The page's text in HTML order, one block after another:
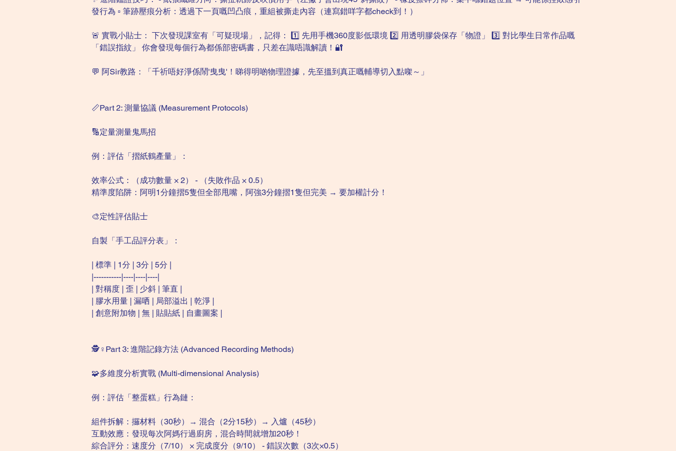
發行為 ▫️ 筆跡壓痕分析：透過下一頁嘅凹凸痕，重組被撕走內容（連寫錯咩字都check到！）
🚨 實戰小貼士： 下次發現課室有「可疑現場」，記得： 1️⃣ 先用手機360度影低環境 2️⃣ 用透明膠袋保存「物證」 3️⃣ 對比學生日常作品嘅
「錯誤指紋」 你會發現每個行為都係部密碼書，只差在識唔識解讀！🔐
💬 阿Sir教路：「千祈唔好淨係鬧'曳曳'！睇得明啲物理證據，先至搵到真正嘅輔導切入點㗎～」
📏Part 2: 測量協議 (Measurement Protocols)
🔢定量測量鬼馬招
例：評估「摺紙鶴產量」：
效率公式：（成功數量 × 2） - （失敗作品 × 0.5）
精準度陷阱：阿明1分鐘摺5隻但全部甩嘴，阿強3分鐘摺1隻但完美 → 要加權計分！
🎨定性評估貼士
自製「手工品評分表」：
| 標準 | 1分 | 3分 | 5分 |
|-----------|----|----|----|
| 對稱度 | 歪 | 少斜 | 筆直 |
| 膠水用量 | 漏哂 | 局部溢出 | 乾淨 |
| 創意附加物 | 無 | 貼貼紙 | 自畫圖案 |
🕵️♀️Part 3: 進階記錄方法 (Advanced Recording Methods)
🧩多維度分析實戰 (Multi-dimensional Analysis)
例：評估「整蛋糕」行為鏈：
組件拆解：攞材料（30秒）→ 混合（2分15秒）→ 入爐（45秒）
互動效應：發現每次阿媽行過廚房，混合時間就增加20秒！
綜合評分：速度分（7/10） × 完成度分（9/10） - 錯誤次數（3次×0.5）